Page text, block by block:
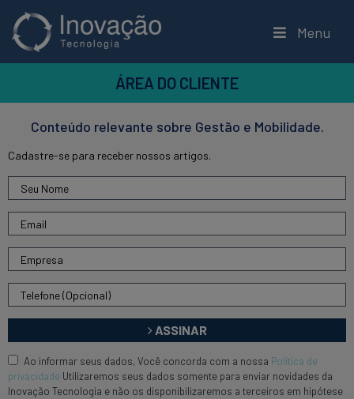
Menu
ÁREA DO CLIENTE
Conteúdo relevante sobre Gestão e Mobilidade.
Cadastre-se para receber nossos artigos.
ASSINAR
Ao informar seus dados, Você concorda com a nossa Política de
privacidade Utilizaremos seus dados somente para enviar novidades da
Inovação Tecnologia e não os disponibilizaremos a terceiros em hipótese